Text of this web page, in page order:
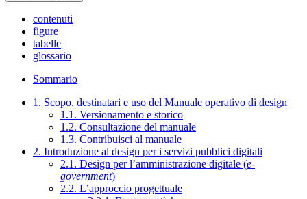
contenuti
figure
tabelle
glossario
Sommario
1. Scopo, destinatari e uso del Manuale operativo di design
1.1. Versionamento e storico
1.2. Consultazione del manuale
1.3. Contribuisci al manuale
2. Introduzione al design per i servizi pubblici digitali
2.1. Design per l’amministrazione digitale (e-
government)
2.2. L’approccio progettuale